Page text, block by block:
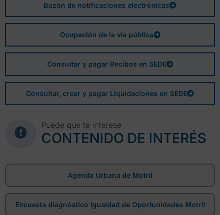
Buzón de notificaciones electrónicas
Ocupación de la vía pública
Consultar y pagar Recibos en SEDE
Consultar, crear y pagar Liquidaciones en SEDE
Puede que te interese
CONTENIDO DE INTERÉS
Agenda Urbana de Motril
Encuesta diagnóstico Igualdad de Oportunidades Motril